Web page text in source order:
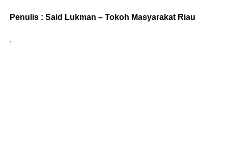
Penulis : Said Lukman – Tokoh Masyarakat Riau
.